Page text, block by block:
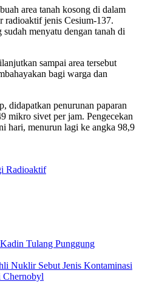
area tanah kosong di dalam
radioaktif jenis Cesium-137.
menyatu dengan tanah di
sampai area tersebut
bagi warga dan
didapatkan penurunan paparan
mikro sivet per jam. Pengecekan
hari, menurun lagi ke angka 98,9
Radioaktif
Tulang Punggung
Nuklir Sebut Jenis Kontaminasi
Chernobyl